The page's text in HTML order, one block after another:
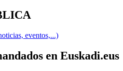
eventos,...)
en Euskadi.eus